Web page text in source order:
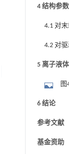
4 结构参
4.1 对
4.2 对
5 离子液
截图
6 结论
参考文献
基金资助